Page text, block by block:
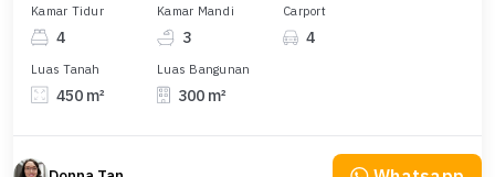
Kamar Tidur
4
Kamar Mandi
3
Carport
4
Luas Tanah
450 m²
Luas Bangunan
300 m²